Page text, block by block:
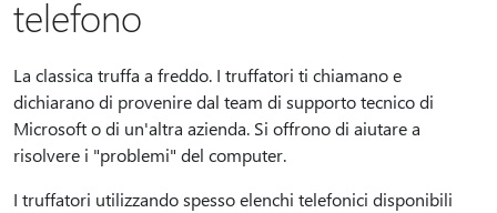
telefono
La classica truffa a freddo. I truffatori ti chiamano e
dichiarano di provenire dal team di supporto tecnico di
Microsoft o di un'altra azienda. Si offrono di aiutare a
risolvere i "problemi" del computer.
I truffatori utilizzando spesso elenchi telefonici disponibili